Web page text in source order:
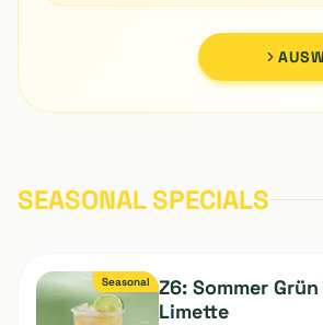
Wählen Sie 1 Gericht aus A (Main
Gericht aus B (Side Dish). Lunch-
€12.90. Für +2€ ein